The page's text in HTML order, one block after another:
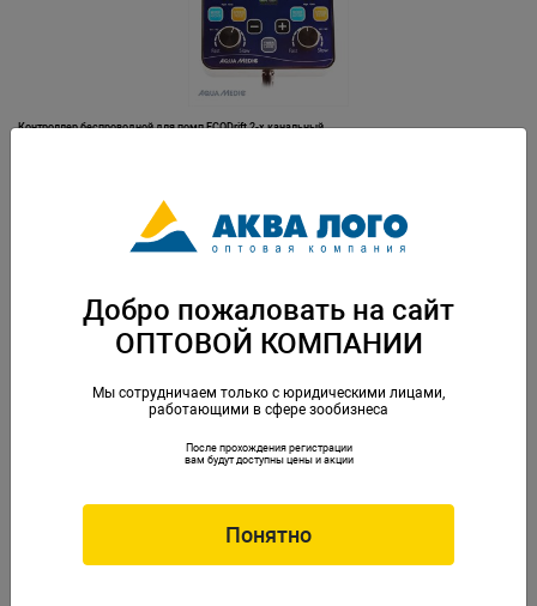
Контроллер беспроводной для помп ECODrift 2-х канальный
Контроллер генератора волн TUNZE
Добро пожаловать на сайт
ОПТОВОЙ КОМПАНИИ
Мы сотрудничаем только с юридическими лицами,
работающими в сфере зообизнеса
После прохождения регистрации
вам будут доступны цены и акции
Понятно